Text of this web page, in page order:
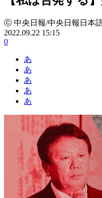
ⓒ 中央日報/中央日報日本
2022.09.22 15:15
0
あ
あ
あ
あ
あ